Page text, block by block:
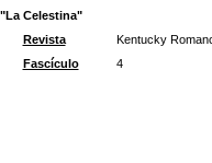
Celestina"
Revista
Kentucky
Fascículo
4